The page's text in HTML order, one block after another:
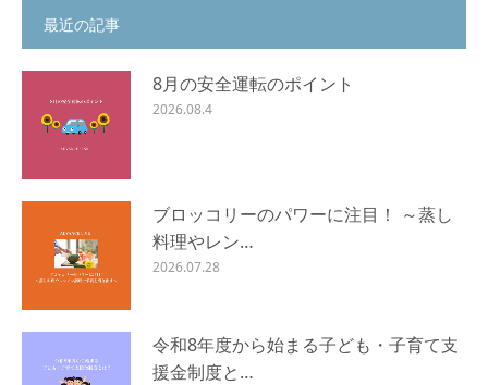
最近の記事
8月の安全運転のポイント
2026.08.4
ブロッコリーのパワーに注目！ ～蒸し
料理やレン…
2026.07.28
令和8年度から始まる子ども・子育て支
援金制度と…